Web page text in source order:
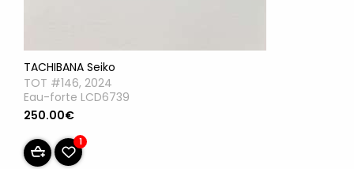
TACHIBANA Seiko
TOT #146, 2024
Eau-forte LCD6739
250.00€
1